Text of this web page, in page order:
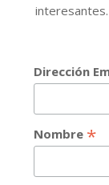
interesantes.
Dirección
Nombre *